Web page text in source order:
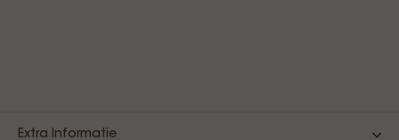
Extra Informatie